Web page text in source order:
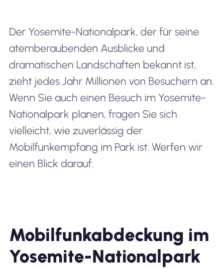
Der Yosemite-Nationalpark, der für seine
atemberaubenden Ausblicke und
dramatischen Landschaften bekannt ist,
zieht jedes Jahr Millionen von Besuchern an.
Wenn Sie auch einen Besuch im Yosemite-
Nationalpark planen, fragen Sie sich
vielleicht, wie zuverlässig der
Mobilfunkempfang im Park ist. Werfen wir
einen Blick darauf.
Mobilfunkabdeckung im
Yosemite-Nationalpark